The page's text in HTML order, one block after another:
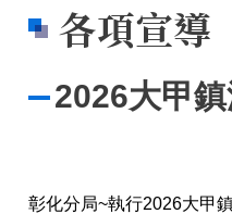
各項宣導
2026大甲
彰化分局~執行2026大甲